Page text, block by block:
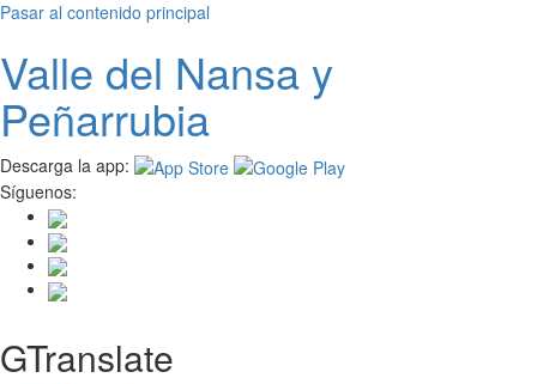
Pasar al contenido principal
Valle del Nansay
Peñarrubia
Descarga la app:
Síguenos:
GTranslate